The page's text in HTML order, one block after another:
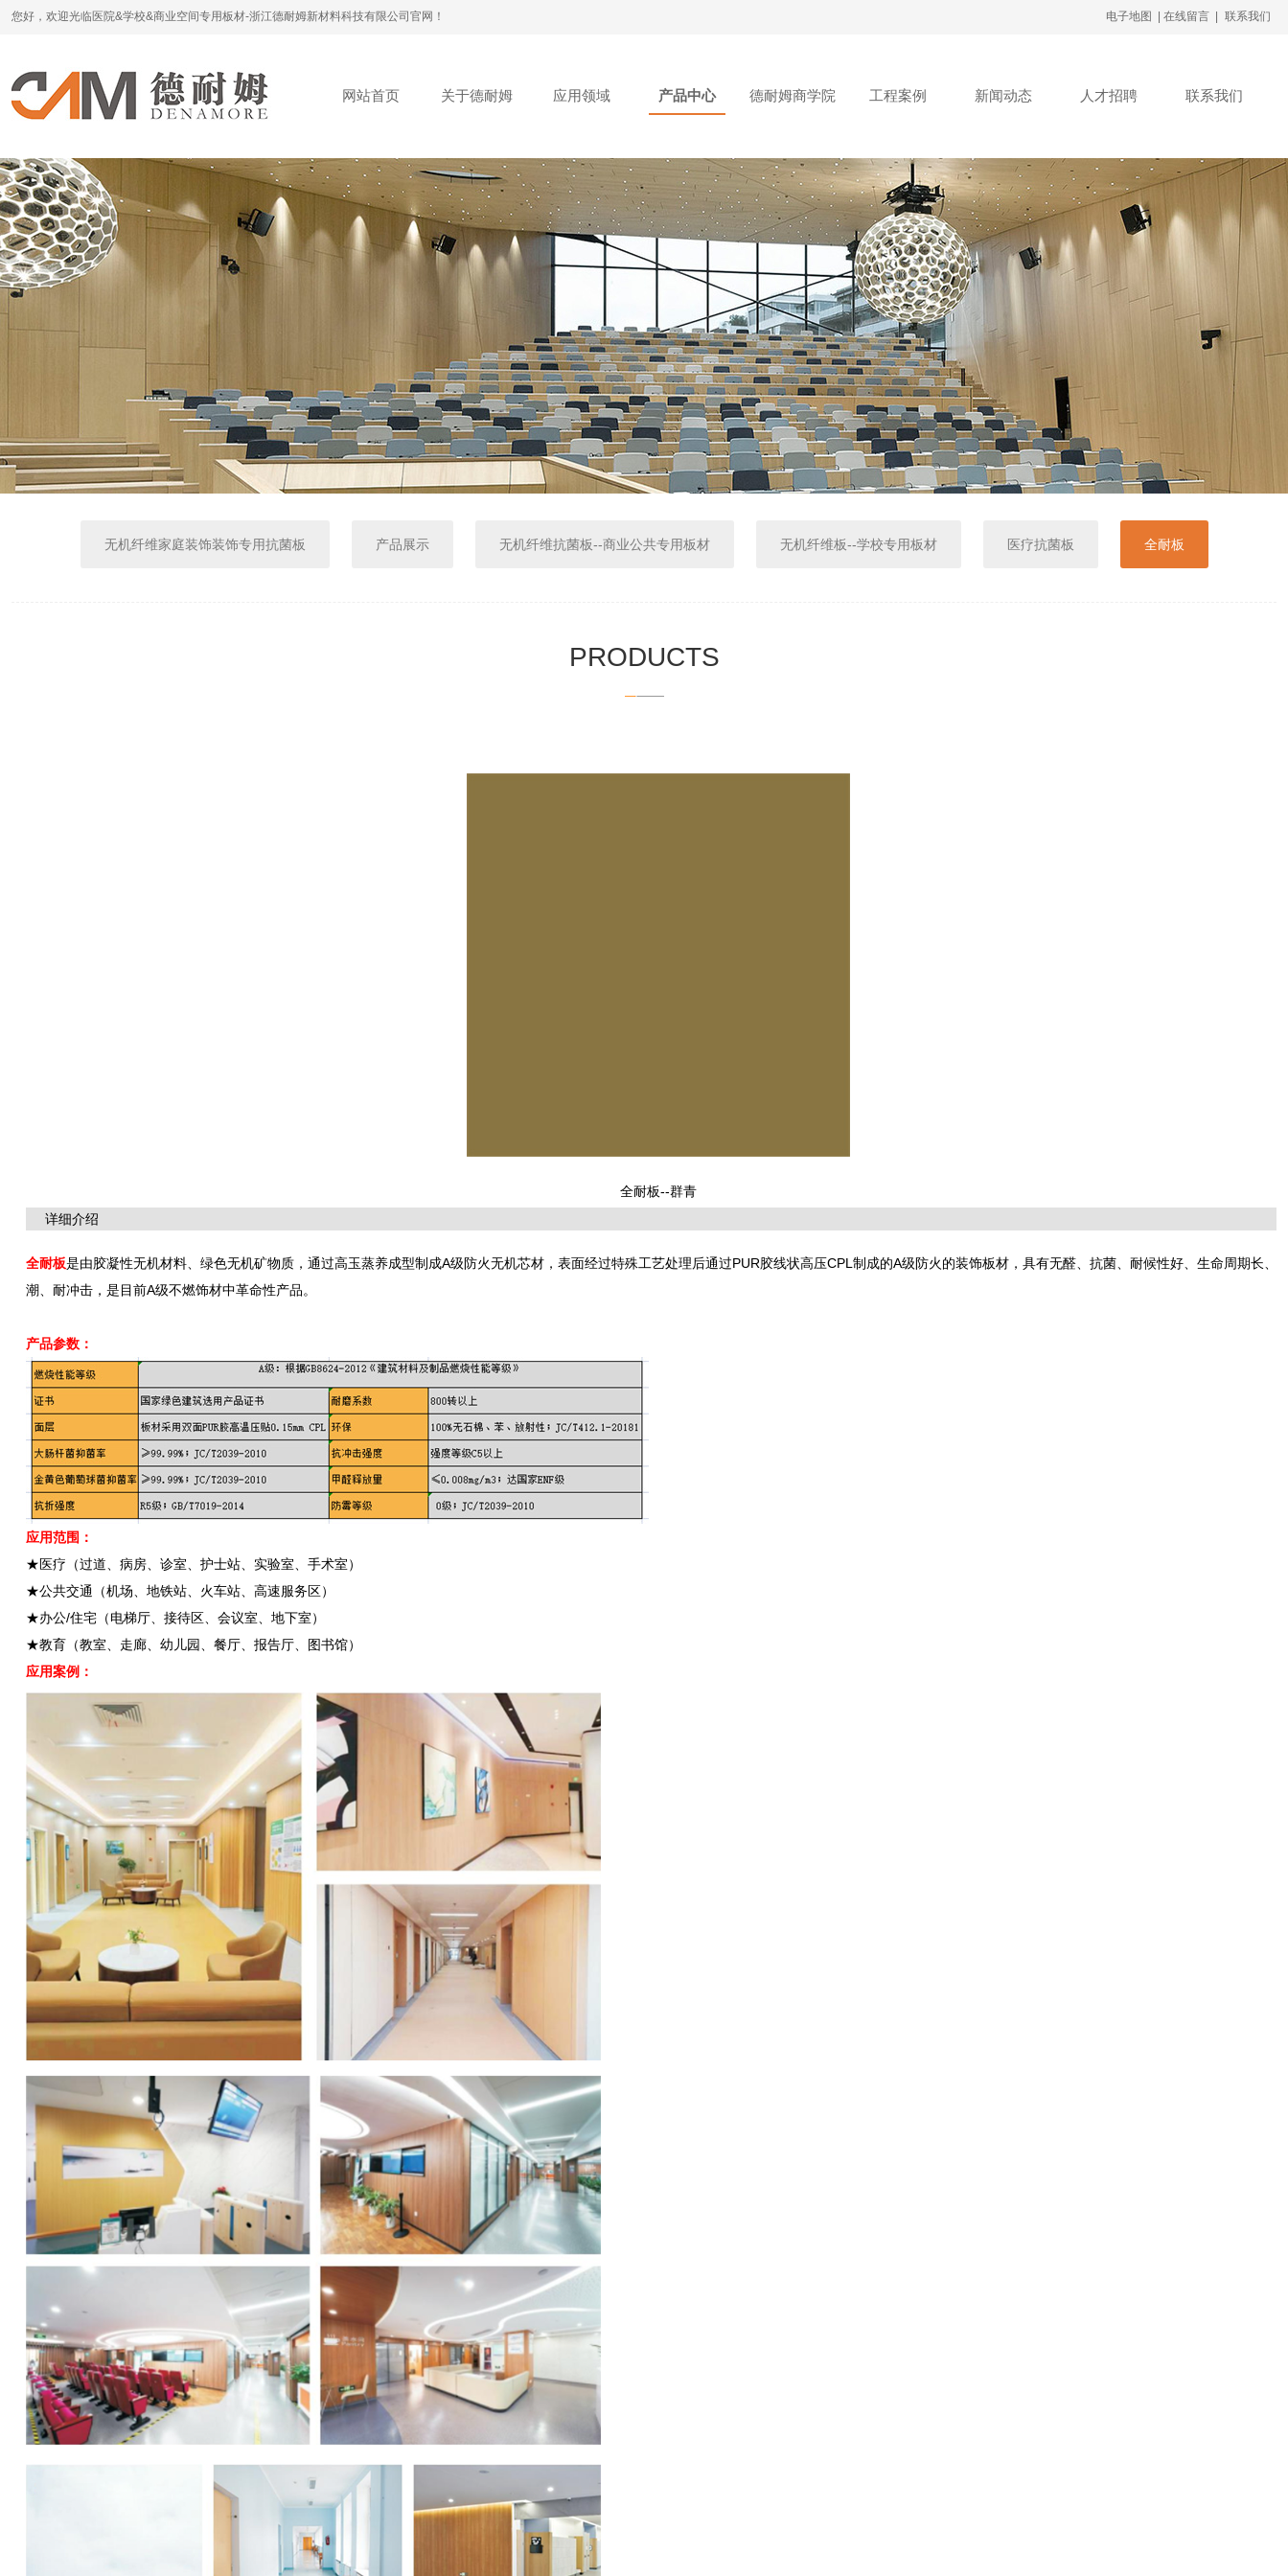
您好，欢迎光临医院&学校&商业空间专用板材-浙江德耐姆新材料科技有限公司官网！ 电子地图 | 在线留言 | 联系我们
网站首页 关于德耐姆 应用领域 产品中心 德耐姆商学院 工程案例 新闻动态 人才招聘 联系我们
无机纤维家庭装饰装饰专用抗菌板 产品展示 无机纤维抗菌板--商业公共专用板材 无机纤维板--学校专用板材 医疗抗菌板 全耐板
PRODUCTS
全耐板--群青
详细介绍
全耐板是由胶凝性无机材料、绿色无机矿物质，通过高玉蒸养成型制成A级防火无机芯材，表面经过特殊工艺处理后通过PUR胶线状高压CPL制成的A级防火的装饰板材，具有无醛、抗菌、耐候性好、生命周期长、
潮、耐冲击，是目前A级不燃饰材中革命性产品。
产品参数：
应用范围：
★医疗（过道、病房、诊室、护士站、实验室、手术室）
★公共交通（机场、地铁站、火车站、高速服务区）
★办公/住宅（电梯厅、接待区、会议室、地下室）
★教育（教室、走廊、幼儿园、餐厅、报告厅、图书馆）
应用案例：